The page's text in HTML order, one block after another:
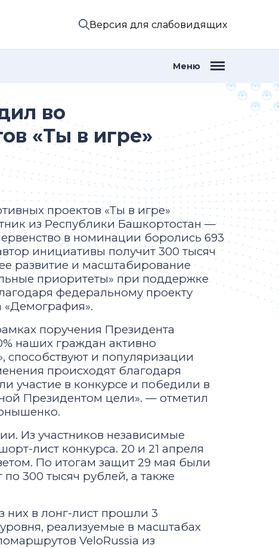
Версия для слабовидящих
Меню
во
«Ты в игре»
проектов «Ты в игре»
из Республики Башкортостан —
в номинации боролись 693
инициативы получит 300 тысяч
развитие и масштабирование
приоритеты» при поддержке
федеральному проекту
«Демография».
поручения Президента
наших граждан активно
способствуют и популяризации
происходят благодаря
участие в конкурсе и победили в
Президентом цели». — отметил
Из участников независимые
лист конкурса. 20 и 21 апреля
По итогам защит 29 мая были
300 тысяч рублей, а также
них в лонг-лист прошли 3
реализуемые в масштабах
VeloRussia из